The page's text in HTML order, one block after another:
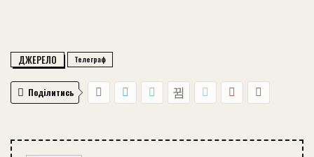
ДЖЕРЕЛО Телеграф
Поділитись